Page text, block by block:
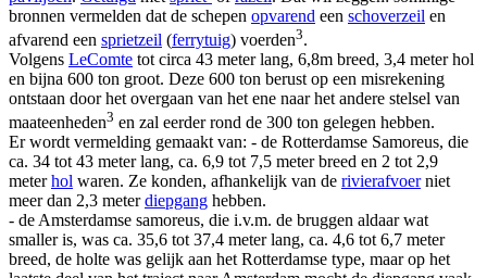
bronnen vermelden dat de schepen opvarend een schoverzeil en
afvarend een sprietzeil (ferrytuig) voerden3.
Volgens LeComte tot circa 43 meter lang, 6,8m breed, 3,4 meter hol
en bijna 600 ton groot. Deze 600 ton berust op een misrekening
ontstaan door het overgaan van het ene naar het andere stelsel van
maateenheden3 en zal eerder rond de 300 ton gelegen hebben.
Er wordt vermelding gemaakt van: - de Rotterdamse Samoreus, die
ca. 34 tot 43 meter lang, ca. 6,9 tot 7,5 meter breed en 2 tot 2,9
meterhol waren. Ze konden, afhankelijk van de rivierafvoerniet
meer dan 2,3 meterdiepgang hebben.
- de Amsterdamse samoreus, die i.v.m. de bruggen aldaar wat
smaller is, was ca. 35,6 tot 37,4 meter lang, ca. 4,6 tot 6,7 meter
breed, de holte was gelijk aan het Rotterdamse type, maar op het